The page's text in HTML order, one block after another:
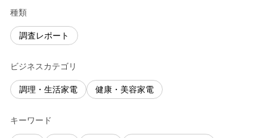
種類
調査レポート
ビジネスカテゴリ
調理・生活家電 健康・美容家電
キーワード